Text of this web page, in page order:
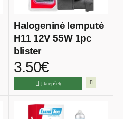
Halogeninė lemputė
H11 12V 55W 1pc
blister
3.50€
Į krepšelį